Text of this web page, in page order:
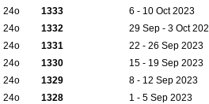
24ο
1333
6 - 10 Oct 2023
24ο
1332
29 Sep - 3 Oct
24ο
1331
22 - 26 Sep 2023
24ο
1330
15 - 19 Sep 2023
24ο
1329
8 - 12 Sep 2023
24ο
1328
1 - 5 Sep 2023